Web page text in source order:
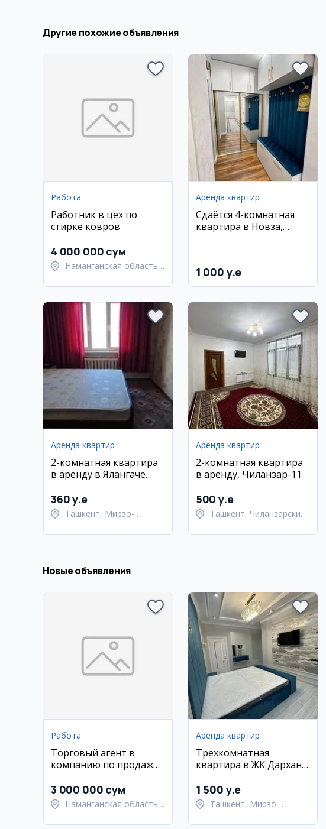
Другие похожие объявления
Работа
Работник в цех по
стирке ковров
4 000 000 сум
Наманганская область,
Аренда квартир
Сдаётся 4-комнатная
квартира в Новза,
1 000 y.e
Аренда квартир
2-комнатная квартира
в аренду в Ялангаче
район)
360 y.e
Ташкент, Мирзо-
Аренда квартир
2-комнатная квартира
в аренду, Чиланзар-11
500 y.e
Ташкент, Чиланзарский
Новые объявления
Работа
Торговый агент в
компанию по продаже
3 000 000 сум
Наманганская область,
Аренда квартир
Трехкомнатная
квартира в ЖК Дархан,
1 500 y.e
Ташкент, Мирзо-